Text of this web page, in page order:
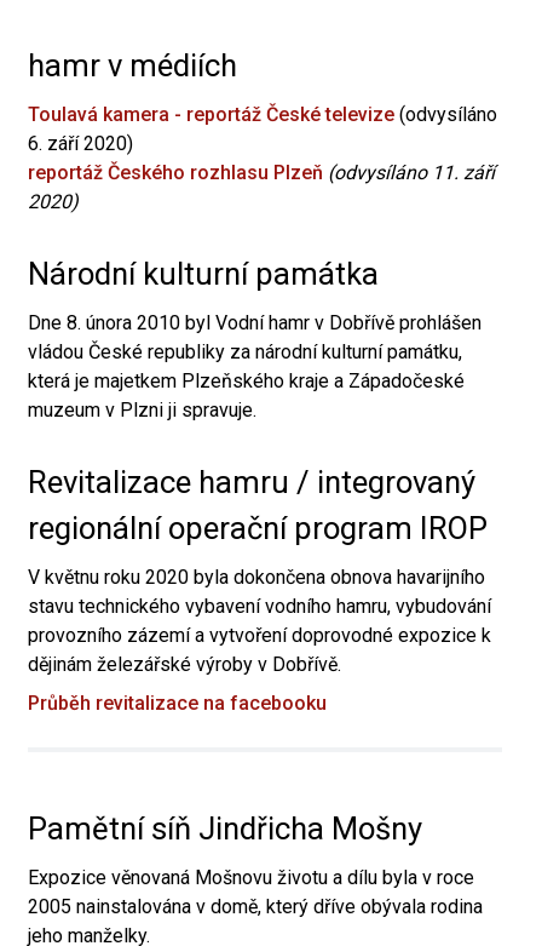
hamr v médiích
Toulavá kamera - reportáž České televize (odvysíláno
6. září 2020)
reportáž Českého rozhlasu Plzeň (odvysíláno 11. září
2020)
Národní kulturní památka
Dne 8. února 2010 byl Vodní hamr v Dobřívě prohlášen
vládou České republiky za národní kulturní památku,
která je majetkem Plzeňského kraje a Západočeské
muzeum v Plzni ji spravuje.
Revitalizace hamru / integrovaný
regionální operační program IROP
V květnu roku 2020 byla dokončena obnova havarijního
stavu technického vybavení vodního hamru, vybudování
provozního zázemí a vytvoření doprovodné expozice k
dějinám železářské výroby v Dobřívě.
Průběh revitalizace na facebooku
Pamětní síň Jindřicha Mošny
Expozice věnovaná Mošnovu životu a dílu byla v roce
2005 nainstalována v domě, který dříve obývala rodina
jeho manželky.